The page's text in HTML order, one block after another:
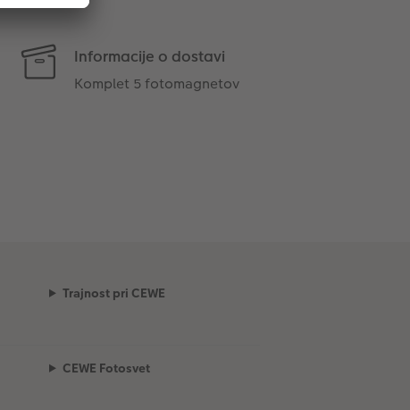
Informacije o dostavi
Komplet 5 fotomagnetov
Trajnost pri CEWE
CEWE Fotosvet